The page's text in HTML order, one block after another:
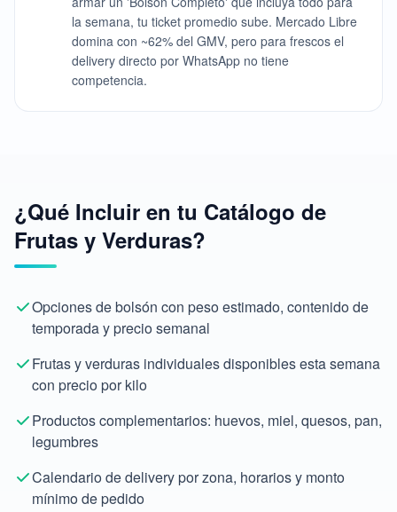
la semana, tu ticket promedio sube. Mercado Libre
domina con ~62% del GMV, pero para frescos el
delivery directo por WhatsApp no tiene
competencia.
¿Qué Incluir en tu Catálogo de
Frutas y Verduras?
Opciones de bolsón con peso estimado, contenido de
temporada y precio semanal
Frutas y verduras individuales disponibles esta semana
con precio por kilo
Productos complementarios: huevos, miel, quesos, pan,
legumbres
Calendario de delivery por zona, horarios y monto
mínimo de pedido